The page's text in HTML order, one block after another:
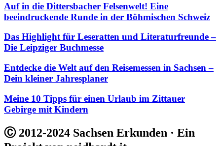
Auf in die Dittersbacher Felsenwelt! Eine
beeindruckende Runde in der Böhmischen Schweiz
Das Highlight für Leseratten und Literaturfreunde –
Die Leipziger Buchmesse
Entdecke die Welt auf den Reisemessen in Sachsen –
Dein kleiner Jahresplaner
Meine 10 Tipps für einen Urlaub im Zittauer
Gebirge mit Kindern
Ⓒ 2012-2024 Sachsen Erkunden · Ein